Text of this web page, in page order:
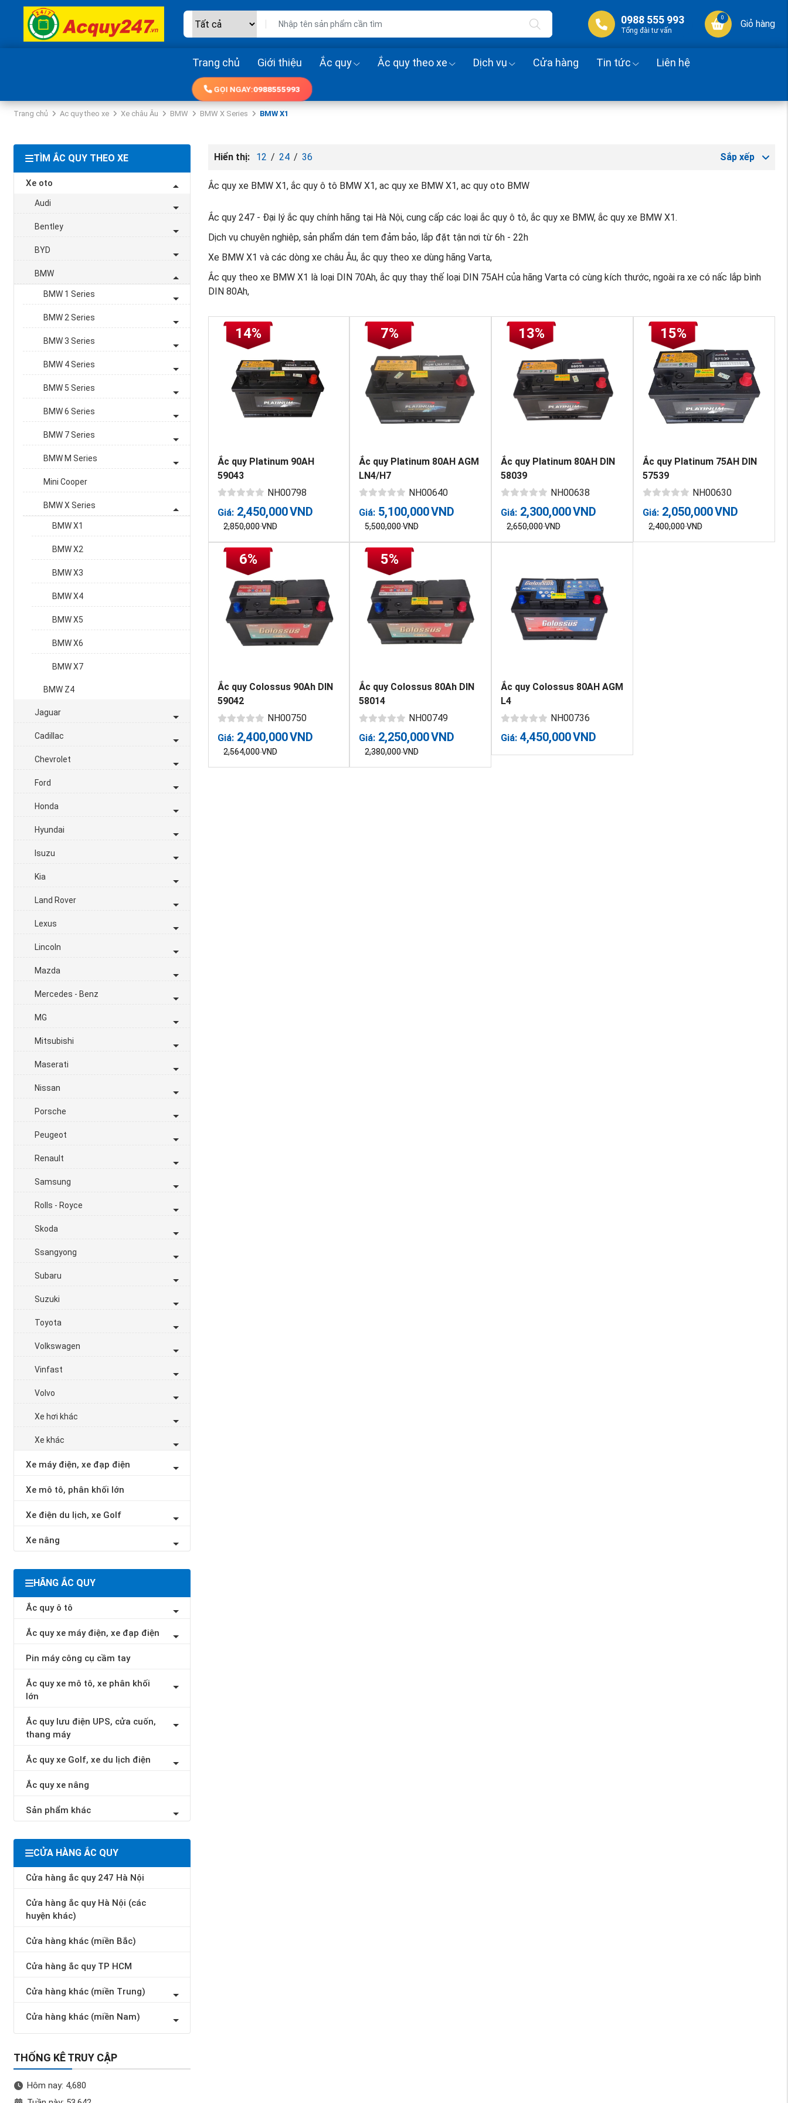
0988 555 993
Tổng đài tư vấn
0
Giỏ hàng
Trang chủ Giới thiệu Ắc quy Ắc quy theo xe Dịch vụ Cửa hàng Tin tức Liên hệ
GỌI NGAY:0988555993
Trang chủ Ac quy theo xe Xe châu Âu BMW BMW X Series BMW X1
TÌM ẮC QUY THEO XE
Xe oto
Audi
Bentley
BYD
BMW
BMW 1 Series
BMW 2 Series
BMW 3 Series
BMW 4 Series
BMW 5 Series
BMW 6 Series
BMW 7 Series
BMW M Series
Mini Cooper
BMW X Series
BMW X1
BMW X2
BMW X3
BMW X4
BMW X5
BMW X6
BMW X7
BMW Z4
Jaguar
Cadillac
Chevrolet
Ford
Honda
Hyundai
Isuzu
Kia
Land Rover
Lexus
Lincoln
Mazda
Mercedes - Benz
MG
Mitsubishi
Maserati
Nissan
Porsche
Peugeot
Renault
Samsung
Rolls - Royce
Skoda
Ssangyong
Subaru
Suzuki
Toyota
Volkswagen
Vinfast
Volvo
Xe hơi khác
Xe khác
Xe máy điện, xe đạp điện
Xe mô tô, phân khối lớn
Xe điện du lịch, xe Golf
Xe nâng
HÃNG ẮC QUY
Ắc quy ô tô
Ắc quy xe máy điện, xe đạp điện
Pin máy công cụ cầm tay
Ắc quy xe mô tô, xe phân khối
lớn
Ắc quy lưu điện UPS, cửa cuốn,
thang máy
Ắc quy xe Golf, xe du lịch điện
Ắc quy xe nâng
Sản phẩm khác
CỬA HÀNG ẮC QUY
Cửa hàng ắc quy 247 Hà Nội
Cửa hàng ắc quy Hà Nội (các
huyện khác)
Cửa hàng khác (miền Bắc)
Cửa hàng ắc quy TP HCM
Cửa hàng khác (miền Trung)
Cửa hàng khác (miền Nam)
THỐNG KÊ TRUY CẬP
Hôm nay: 4,680
Hiển thị: 12 / 24 / 36 Sắp xếp
Ắc quy xe BMW X1, ắc quy ô tô BMW X1, ac quy xe BMW X1, ac quy oto BMW
Ắc quy 247 - Đại lý ắc quy chính hãng tại Hà Nội, cung cấp các loại ắc quy ô tô, ắc quy xe BMW, ắc quy xe BMW X1.
Dịch vụ chuyên nghiêp, sản phẩm dán tem đảm bảo, lắp đặt tận nơi từ 6h - 22h
Xe BMW X1 và các dòng xe châu Âu, ắc quy theo xe dùng hãng Varta,
Ắc quy theo xe BMW X1 là loại DIN 70Ah, ắc quy thay thế loại DIN 75AH của hãng Varta có cùng kích thước, ngoài ra xe có nấc lắp bình
DIN 80Ah,
14%
Ắc quy Platinum 90AH
59043
NH00798
Giá: 2,450,000VND
2,850,000VND
7%
Ắc quy Platinum 80AH AGM
LN4/H7
NH00640
Giá: 5,100,000VND
5,500,000VND
13%
Ắc quy Platinum 80AH DIN
58039
NH00638
Giá: 2,300,000VND
2,650,000VND
15%
Ắc quy Platinum 75AH DIN
57539
NH00630
Giá: 2,050,000VND
2,400,000VND
6%
Ắc quy Colossus 90Ah DIN
59042
NH00750
Giá: 2,400,000VND
2,564,000VND
5%
Ắc quy Colossus 80Ah DIN
58014
NH00749
Giá: 2,250,000VND
2,380,000VND
Ắc quy Colossus 80AH AGM
L4
NH00736
Giá: 4,450,000VND